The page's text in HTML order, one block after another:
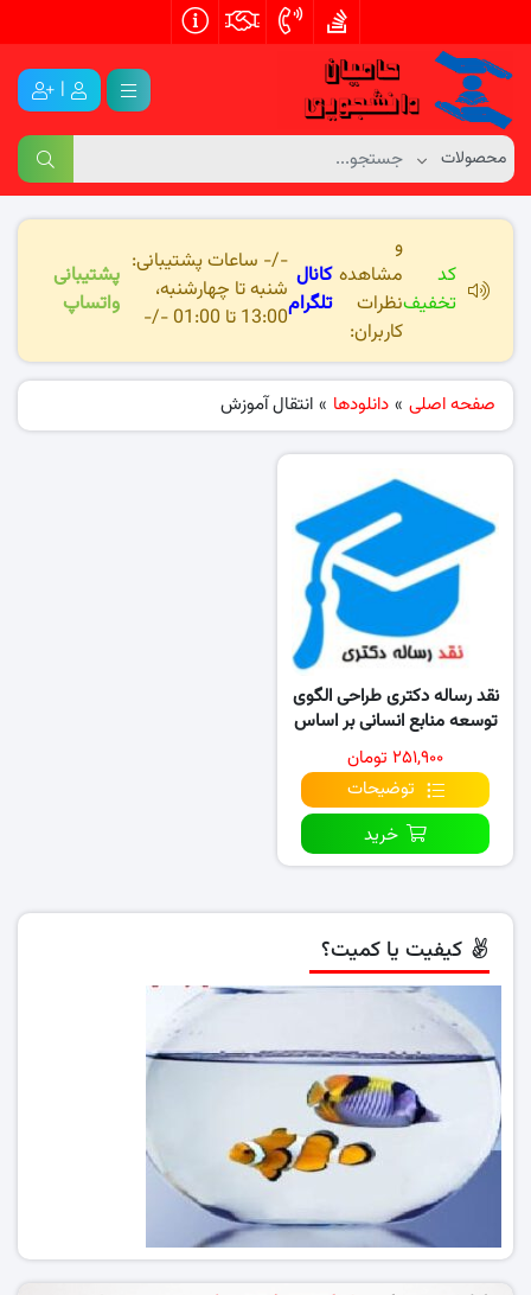
|
کد
تخفیف
و
مشاهده
نظرات
کاربران:
کانال
تلگرام
-/- ساعات پشتیبانی:
شنبه تا چهارشنبه،
13:00 تا 01:00 -/-
پشتیبانی
واتساپ
صفحه اصلی » دانلودها » انتقال آموزش
نقد رساله دکتری طراحی الگوی
توسعه منابع انسانی بر اساس
فرایند مدیریت دانش
۲۵۱,۹۰۰ تومان
توضیحات
خرید
کیفیت یا کمیت؟